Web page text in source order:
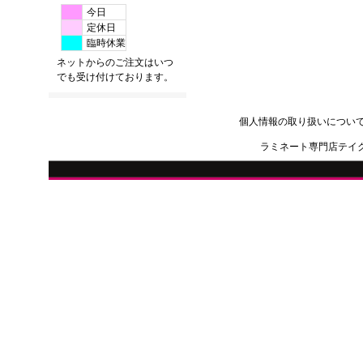
今日
定休日
臨時休業
ネットからのご注文はいつ
でも受け付けております。
個人情報の取り扱いについ
ラミネート専門店